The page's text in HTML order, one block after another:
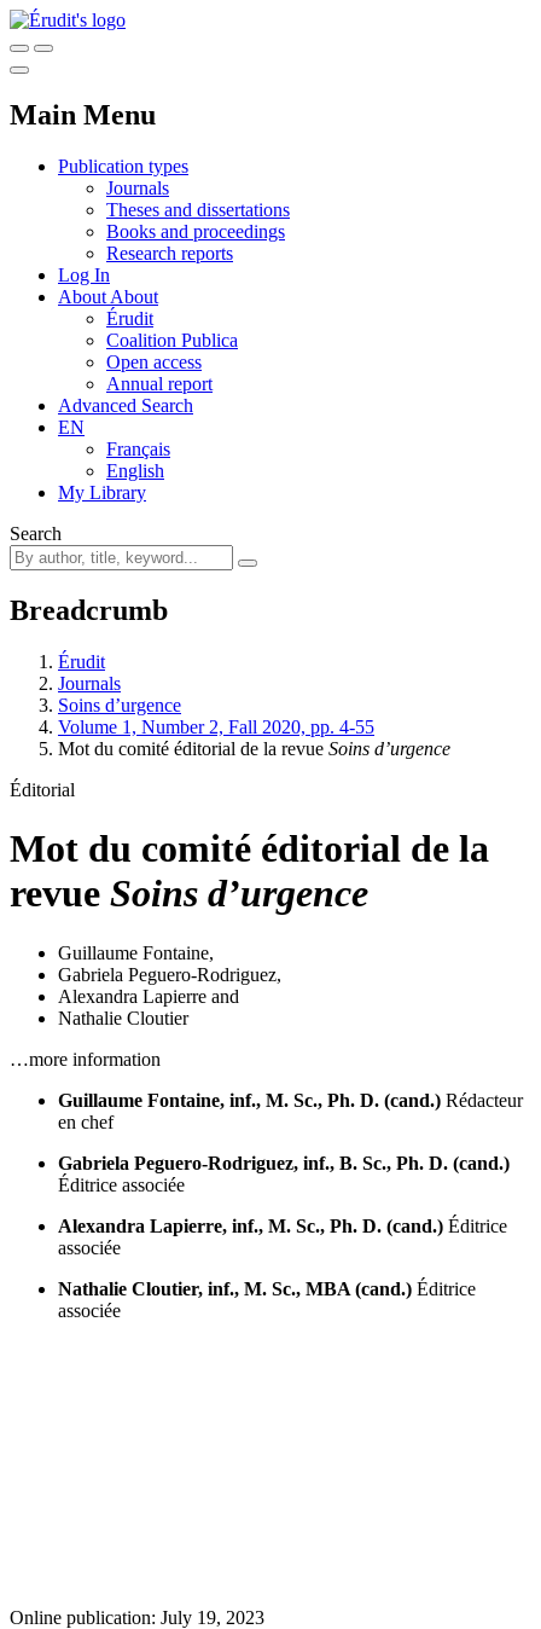
Main Menu
Publication types
Journals
Theses and dissertations
Books and proceedings
Research reports
Log In
About About
Érudit
Coalition Publica
Open access
Annual report
Advanced Search
EN
Français
English
My Library
Search
Breadcrumb
Érudit
Journals
Soins d’urgence
Volume 1, Number 2, Fall 2020, pp. 4-55
Mot du comité éditorial de la revue Soins d’urgence
Éditorial
Mot du comité éditorial de la
revue Soins d’urgence
Guillaume Fontaine,
Gabriela Peguero-Rodriguez,
Alexandra Lapierre and
Nathalie Cloutier
…more information
Guillaume Fontaine, inf., M. Sc., Ph. D. (cand.) Rédacteur
en chef
Gabriela Peguero-Rodriguez, inf., B. Sc., Ph. D. (cand.)
Éditrice associée
Alexandra Lapierre, inf., M. Sc., Ph. D. (cand.) Éditrice
associée
Nathalie Cloutier, inf., M. Sc., MBA (cand.) Éditrice
associée
Online publication: July 19, 2023